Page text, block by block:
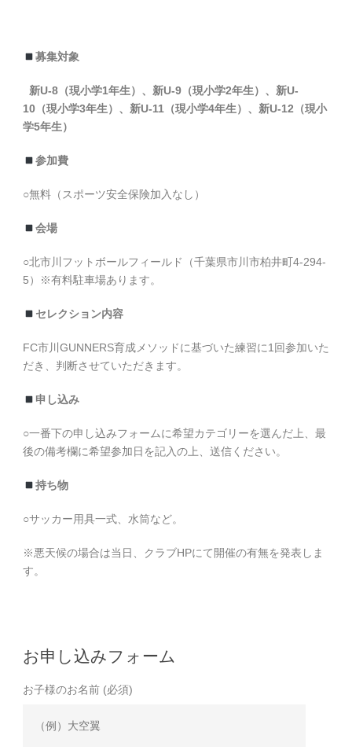
募集対象
新U-8（現小学1年生）、新U-9（現小学2年生）、 新U-
10 （現小学3年生）、 新U-11 （現小学4年生）、新U-12（現小
学5年生）
参加費
○無料（スポーツ安全保険加入なし）
会場
○北市川フットボールフィールド（千葉県市川市柏井町4-294-
5）※有料駐車場あります。
セレクション内容
FC市川GUNNERS育成メソッドに基づいた練習に1回参加いた
だき、判断させていただきます。
申し込み
○一番下の申し込みフォームに希望カテゴリーを選んだ上、最
後の備考欄に希望参加日を記入の上、送信ください。
持ち物
○サッカー用具一式、水筒など。
※悪天候の場合は当日、クラブHPにて開催の有無を発表しま
す。
お申し込みフォーム
お子様のお名前 (必須)